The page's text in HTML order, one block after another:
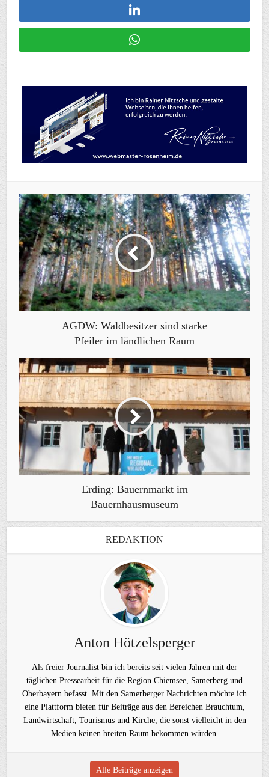
AGDW: Waldbesitzer sind starke
Pfeiler im ländlichen Raum
Erding: Bauernmarkt im
Bauernhausmuseum
REDAKTION
Anton Hötzelsperger
Als freier Journalist bin ich bereits seit vielen Jahren mit der
täglichen Pressearbeit für die Region Chiemsee, Samerberg und
Oberbayern befasst. Mit den Samerberger Nachrichten möchte ich
eine Plattform bieten für Beiträge aus den Bereichen Brauchtum,
Landwirtschaft, Tourismus und Kirche, die sonst vielleicht in den
Medien keinen breiten Raum bekommen würden.
Alle Beiträge anzeigen